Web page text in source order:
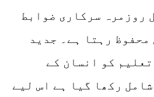
روزمرہ سرکاری ضوابط
رہتا ہے۔ جدید
کو انسان کے
رکھا گیا ہے اس لیے